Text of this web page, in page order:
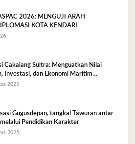
2026: MENGUJI ARAH
KOTA KENDARI
Cakalang Sultra: Menguatkan Nilai
Investasi, dan Ekonomi Maritim
2025
Gugusdepan, tangkal Tawuran antar
Pendidikan Karakter
2025